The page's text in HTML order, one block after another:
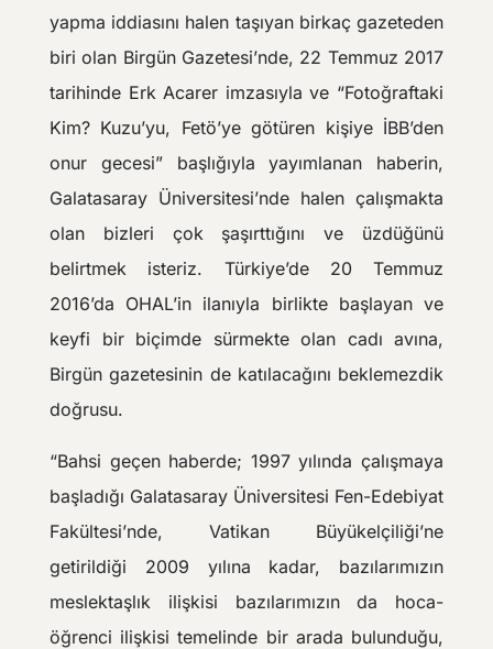
yapma iddiasını halen taşıyan birkaç gazeteden
biri olan Birgün Gazetesi’nde, 22 Temmuz 2017
tarihinde Erk Acarer imzasıyla ve “Fotoğraftaki
Kim? Kuzu’yu, Fetö’ye götüren kişiye İBB’den
onur gecesi” başlığıyla yayımlanan haberin,
Galatasaray Üniversitesi’nde halen çalışmakta
olan bizleri çok şaşırttığını ve üzdüğünü
belirtmek isteriz. Türkiye’de 20 Temmuz
2016’da OHAL’in ilanıyla birlikte başlayan ve
keyfi bir biçimde sürmekte olan cadı avına,
Birgün gazetesinin de katılacağını beklemezdik
doğrusu.
“Bahsi geçen haberde; 1997 yılında çalışmaya
başladığı Galatasaray Üniversitesi Fen-Edebiyat
Fakültesi’nde, Vatikan Büyükelçiliği’ne
getirildiği 2009 yılına kadar, bazılarımızın
meslektaşlık ilişkisi bazılarımızın da hoca-
öğrenci ilişkisi temelinde bir arada bulunduğu,